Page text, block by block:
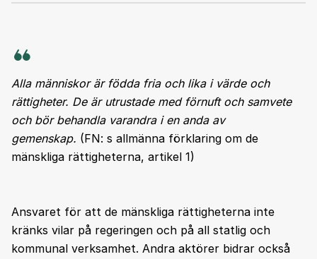
Alla människor är födda fria och lika i värde och
rättigheter. De är utrustade med förnuft och samvete
och bör behandla varandra i en anda av
gemenskap. (FN: s allmänna förklaring om de
mänskliga rättigheterna, artikel 1)
Ansvaret för att de mänskliga rättigheterna inte
kränks vilar på regeringen och på all statlig och
kommunal verksamhet. Andra aktörer bidrar också